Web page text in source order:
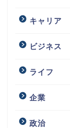
キャリア
ビジネス
ライフ
企業
政治